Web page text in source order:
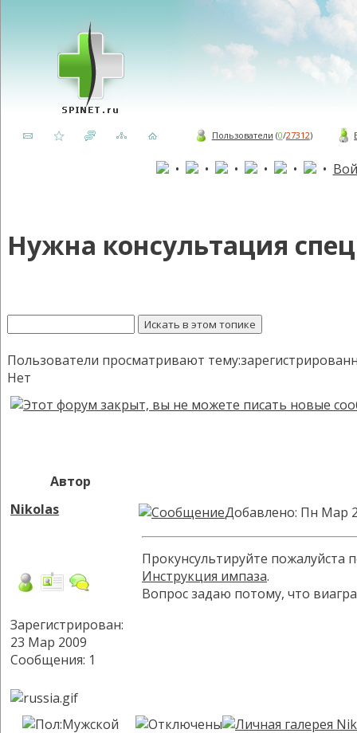
Пользователи (0/27312)
• • • • • •
Нужна консультация
Пользователи просматривают
Нет
Автор
Nikolas
Зарегистрирован:
23 Мар 2009
Сообщения: 1
Добавлено: Пн Мар
Прокунсультируйте пожалуйста
Инструкция импаза.
Вопрос задаю потому, что